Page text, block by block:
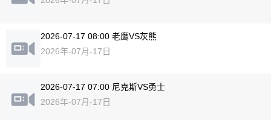
2026-07-17 08:00 老鹰VS灰熊
2026年-07月-17日
2026-07-17 07:00 尼克斯VS勇士
2026年-07月-17日